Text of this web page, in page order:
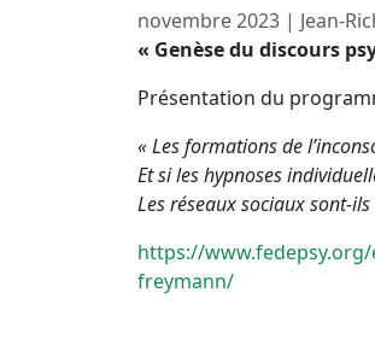
novembre 2023 | Jean-
« Genèse du discours
Présentation du
« Les formations de
Et si les hypnoses
Les réseaux sociaux sont-
https://
freymann/